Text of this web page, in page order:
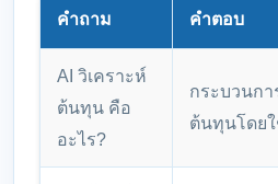
คำถาม คำตอบ
AI วิเคราะห์
ต้นทุน คือ
อะไร?
กระบวนกา
ต้นทุนโดยใ